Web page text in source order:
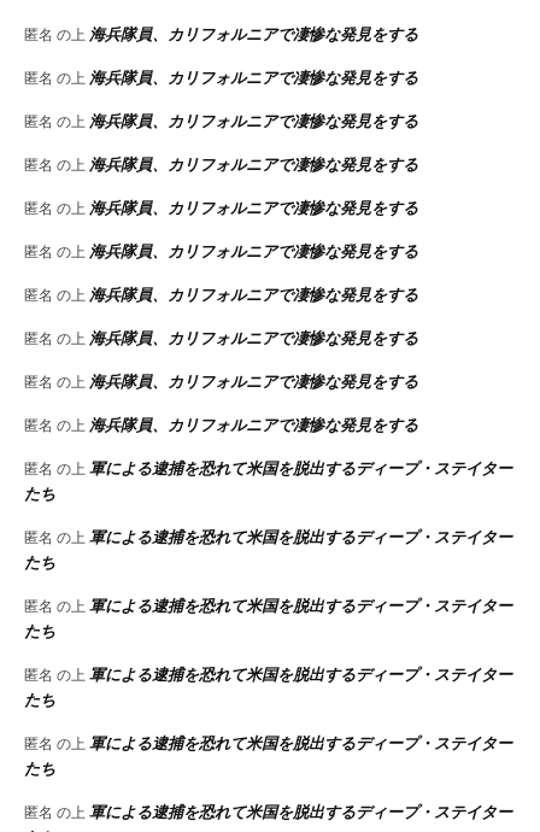
匿名 の上 海兵隊員、カリフォルニアで凄惨な発見をする
匿名 の上 海兵隊員、カリフォルニアで凄惨な発見をする
匿名 の上 海兵隊員、カリフォルニアで凄惨な発見をする
匿名 の上 海兵隊員、カリフォルニアで凄惨な発見をする
匿名 の上 海兵隊員、カリフォルニアで凄惨な発見をする
匿名 の上 海兵隊員、カリフォルニアで凄惨な発見をする
匿名 の上 海兵隊員、カリフォルニアで凄惨な発見をする
匿名 の上 海兵隊員、カリフォルニアで凄惨な発見をする
匿名 の上 海兵隊員、カリフォルニアで凄惨な発見をする
匿名 の上 海兵隊員、カリフォルニアで凄惨な発見をする
匿名 の上 軍による逮捕を恐れて米国を脱出するディープ・ステイター
たち
匿名 の上 軍による逮捕を恐れて米国を脱出するディープ・ステイター
たち
匿名 の上 軍による逮捕を恐れて米国を脱出するディープ・ステイター
たち
匿名 の上 軍による逮捕を恐れて米国を脱出するディープ・ステイター
たち
匿名 の上 軍による逮捕を恐れて米国を脱出するディープ・ステイター
たち
匿名 の上 軍による逮捕を恐れて米国を脱出するディープ・ステイター